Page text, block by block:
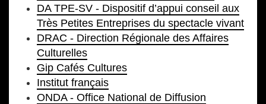
DA TPE-SV - Dispositif d’appui conseil aux
Très Petites Entreprises du spectacle vivant
DRAC - Direction Régionale des Affaires
Culturelles
Gip Cafés Cultures
Institut français
ONDA - Office National de Diffusion